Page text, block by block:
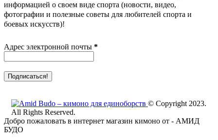
информацией о своем виде спорта (новости, видео,
фотографии и полезные советы для любителей спорта и
боевых искусств)!
Адрес электронной почты *
© Copyright 2023.
All Rights Reserved.
Добро пожаловать в интернет магазин кимоно от - АМИД
БУДО